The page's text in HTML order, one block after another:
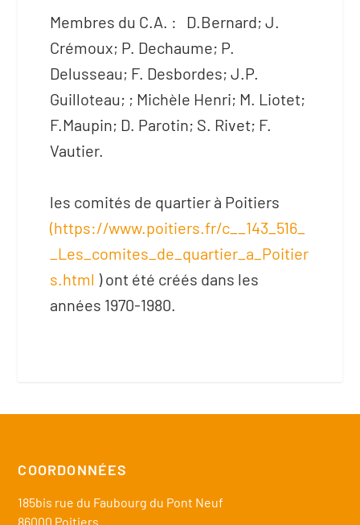
Membres du C.A. : D.Bernard; J.
Crémoux; P. Dechaume; P.
Delusseau; F. Desbordes; J.P.
Guilloteau; ; Michèle Henri; M. Liotet;
F.Maupin; D. Parotin; S. Rivet; F.
Vautier.
les comités de quartier à Poitiers
(https://www.poitiers.fr/c__143_516_
_Les_comites_de_quartier_a_Poitier
s.html ) ont été créés dans les
années 1970-1980.
COORDONNÉES
185bis rue du Faubourg du Pont Neuf
86000 Poitiers